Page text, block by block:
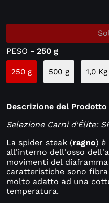
PESO - 250 g
250 g 500 g 1,0 Kg
Descrizione del Prodotto
Selezione Carni d'Élite:
La spider steak (ragno) è
all'interno dell'osso
movimenti del
caratteristiche sono
molto adatto ad una
temperatura.